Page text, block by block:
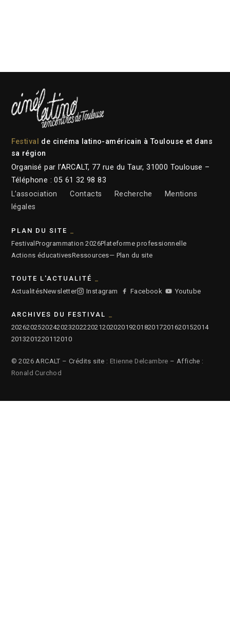
Festival
de cinéma latino-américain à Toulouse et dans
sa région
Organisé par l’ARCALT, 77 rue du Taur, 31000 Toulouse –
Téléphone : 05 61 32 98 83
L’association
Contacts Recherche
Mentions
légales
PLAN DU SITE
FestivalProgrammation 2026Plateforme professionnelle
Actions éducativesRessources— Plan du site
TOUTE L'ACTUALITÉ
ActualitésNewsletter Instagram Facebook Youtube
ARCHIVES DU FESTIVAL
2026202520242023202220212020201920182017201620152014
2013201220112010
© 2026 ARCALT – Crédits site : Etienne Delcambre – Affiche :
Ronald Curchod